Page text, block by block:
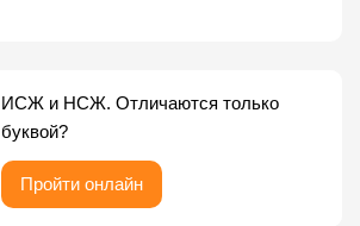
ИСЖ и НСЖ. Отличаются только
буквой?
Пройти онлайн